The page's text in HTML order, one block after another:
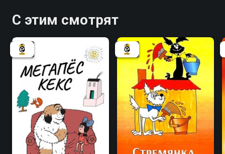
С этим смотрят